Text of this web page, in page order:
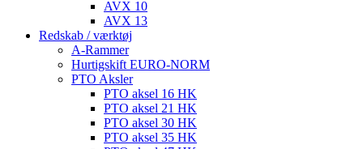
AVX 10
AVX 13
Redskab / værktøj
A-Rammer
Hurtigskift EURO-NORM
PTO Aksler
PTO aksel 16 HK
PTO aksel 21 HK
PTO aksel 30 HK
PTO aksel 35 HK